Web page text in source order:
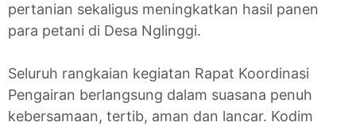
pertanian sekaligus meningkatkan hasil panen
para petani di Desa Nglinggi.
Seluruh rangkaian kegiatan Rapat Koordinasi
Pengairan berlangsung dalam suasana penuh
kebersamaan, tertib, aman dan lancar. Kodim